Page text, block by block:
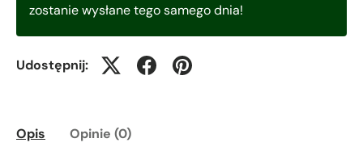
zostanie wysłane tego samego dnia!
Udostępnij:
Opis Opinie (0)